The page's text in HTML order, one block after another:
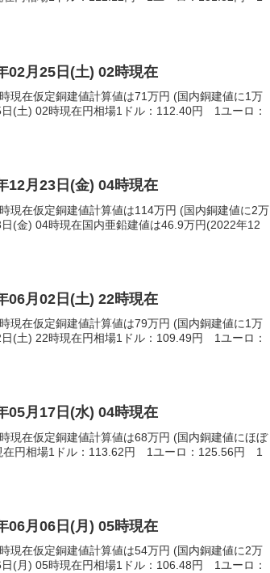
02月25日(土) 02時現在
現在仮定銅建値計算値は71万円 (国内銅建値に1万
(土) 02時現在円相場1ドル：112.40円 1ユーロ：
12月23日(金) 04時現在
現在仮定銅建値計算値は114万円 (国内銅建値に2万
(金) 04時現在国内亜鉛建値は46.9万円(2022年12
06月02日(土) 22時現在
現在仮定銅建値計算値は79万円 (国内銅建値に1万
(土) 22時現在円相場1ドル：109.49円 1ユーロ：
05月17日(水) 04時現在
現在仮定銅建値計算値は68万円 (国内銅建値にほぼ
在円相場1ドル：113.62円 1ユーロ：125.56円 1
06月06日(月) 05時現在
現在仮定銅建値計算値は54万円 (国内銅建値に2万
(月) 05時現在円相場1ドル：106.48円 1ユーロ：